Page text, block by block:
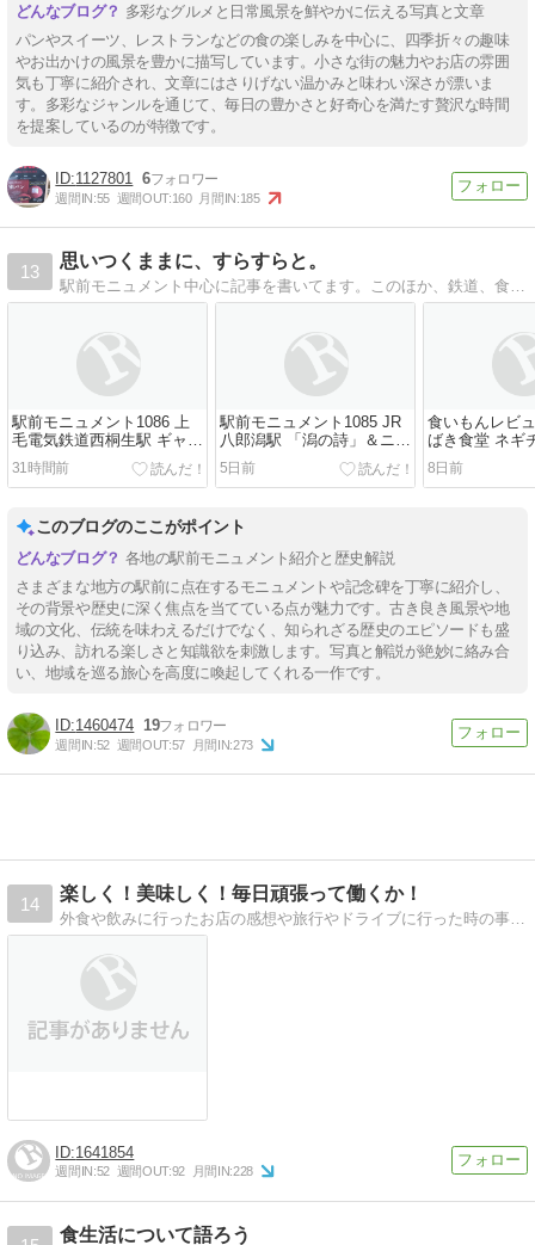
多彩なグルメと日常風景を鮮やかに伝える写真と文章
パンやスイーツ、レストランなどの食の楽しみを中心に、四季折々の趣味
やお出かけの風景を豊かに描写しています。小さな街の魅力やお店の雰囲
気も丁寧に紹介され、文章にはさりげない温かみと味わい深さが漂いま
す。多彩なジャンルを通じて、毎日の豊かさと好奇心を満たす贅沢な時間
を提案しているのが特徴です。
1127801 6
週間IN:55 週間OUT:160 月間IN:185
13
思いつくままに、すらすらと。
駅前モニュメント1086 上
毛電気鉄道西桐生駅 ギャン
ブレル屋根の白ポスト
31時間前
駅前モニュメント1085 JR
八郎潟駅 「潟の詩」＆ニャ
ンパチ像 他
5日前
食いもんレビ
ばき食堂 ネギ
8日前
このブログのここがポイント
各地の駅前モニュメント紹介と歴史解説
さまざまな地方の駅前に点在するモニュメントや記念碑を丁寧に紹介し、
その背景や歴史に深く焦点を当てている点が魅力です。古き良き風景や地
域の文化、伝統を味わえるだけでなく、知られざる歴史のエピソードも盛
り込み、訪れる楽しさと知識欲を刺激します。写真と解説が絶妙に絡み合
い、地域を巡る旅心を高度に喚起してくれる一作です。
1460474 19
週間IN:52 週間OUT:57 月間IN:273
14
楽しく！美味しく！毎日頑張って働くか！
1641854
週間IN:52 週間OUT:92 月間IN:228
食生活について語ろう